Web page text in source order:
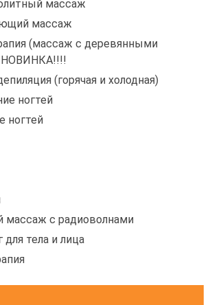
массаж
массаж
(массаж с деревянными
НОВИНКА!!!!
(горячая и холодная)
ногтей
ногтей
массаж с радиоволнами
для тела и лица